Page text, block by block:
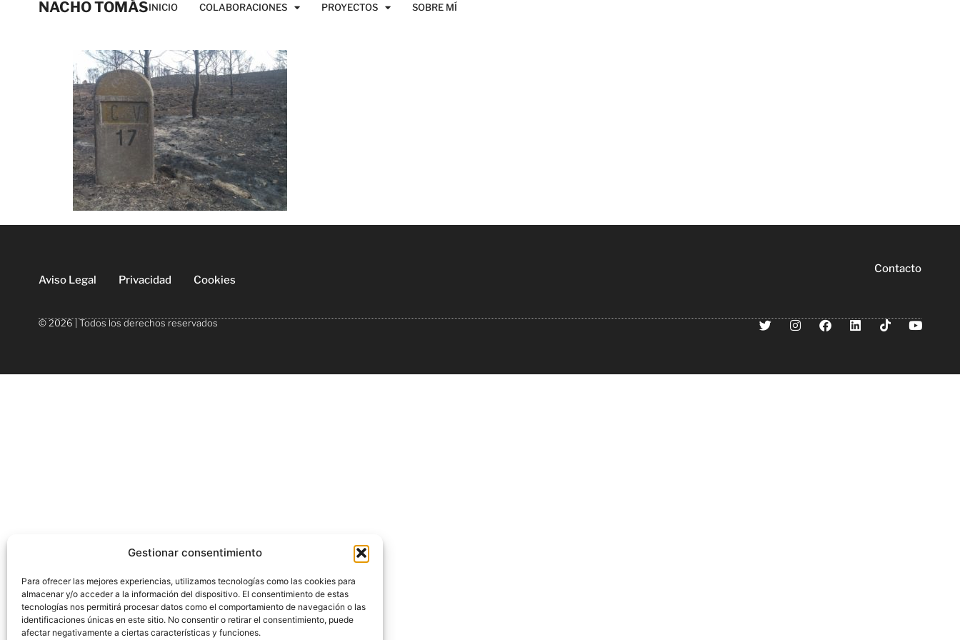
Gestionar consentimiento
Para ofrecer las mejores experiencias, utilizamos tecnologías como las cookies para
almacenar y/o acceder a la información del dispositivo. El consentimiento de estas
tecnologías nos permitirá procesar datos como el comportamiento de navegación o las
identificaciones únicas en este sitio. No consentir o retirar el consentimiento, puede
afectar negativamente a ciertas características y funciones.
NACHO TOMÁSINICIO COLABORACIONES PROYECTOS SOBRE MÍ
Aviso Legal Privacidad Cookies
Contacto
© 2026 | Todos los derechos reservados